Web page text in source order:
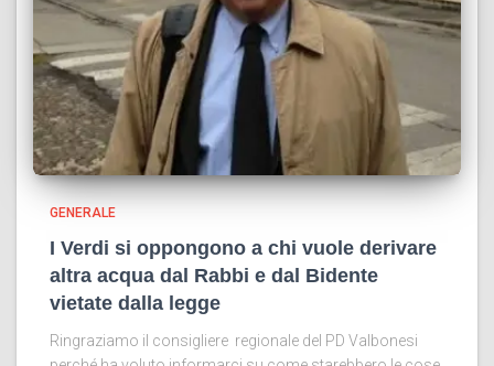
GENERALE
I Verdi si oppongono a chi vuole derivare
altra acqua dal Rabbi e dal Bidente
vietate dalla legge
Ringraziamo il consigliere regionale del PD Valbonesi